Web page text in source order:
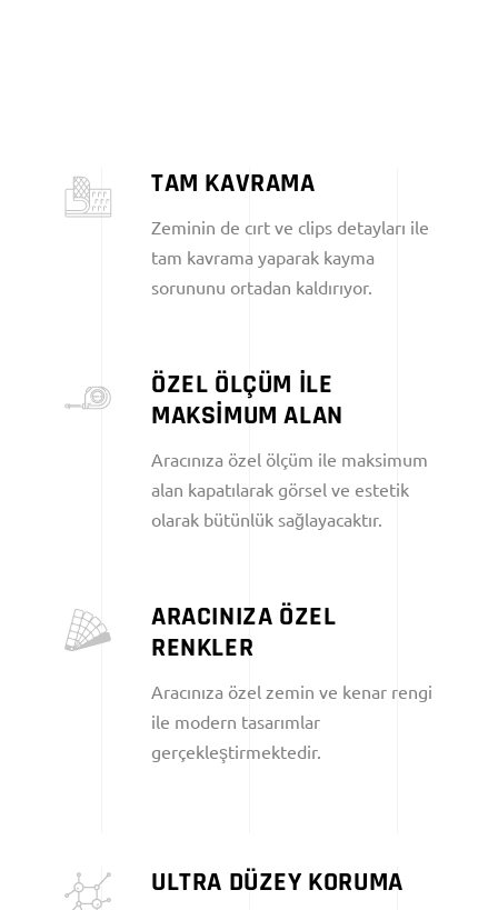
TAM KAVRAMA
Zeminin de cırt ve clips detayları ile
tam kavrama yaparak kayma
sorununu ortadan kaldırıyor.
ÖZEL ÖLÇÜM İLE
MAKSİMUM ALAN
Aracınıza özel ölçüm ile maksimum
alan kapatılarak görsel ve estetik
olarak bütünlük sağlayacaktır.
ARACINIZA ÖZEL
RENKLER
Aracınıza özel zemin ve kenar rengi
ile modern tasarımlar
gerçekleştirmektedir.
ULTRA DÜZEY KORUMA